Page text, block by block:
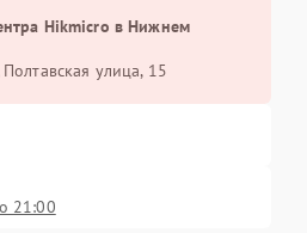
Hikmicro в Нижнем
улица, 15
21:00